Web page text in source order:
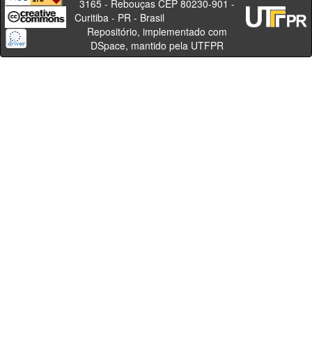
3165 - Rebouças CEP 80230-901 -
Curitiba - PR - Brasil
Repositório, implementado com
DSpace, mantido pela UTFPR